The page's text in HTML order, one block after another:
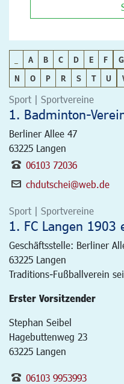
A B C D E F G
N
O P R S T U
Sport | Sportvereine
1. Badminton-
Berliner Allee 47
63225 Langen
06103 72036
chdutschei@web.de
Sport | Sportvereine
1. FC Langen 1903
Geschäftsstelle: Berliner
63225 Langen
Traditions-Fußballverein
Erster Vorsitzender
Stephan Seibel
Hagebuttenweg 23
63225 Langen
06103 9953993